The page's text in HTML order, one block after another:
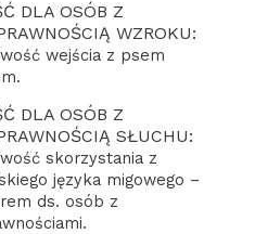
DLA OSÓB Z
WZROKU:
wejścia z psem
DLA OSÓB Z
SŁUCHU:
skorzystania z
języka migowego –
ds. osób z